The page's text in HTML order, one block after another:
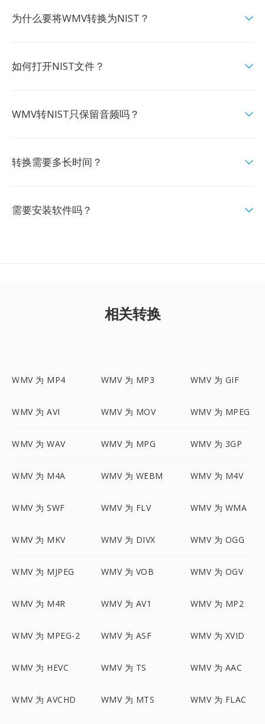
为什么要将WMV转换为NIST？
如何打开NIST文件？
WMV转NIST只保留音频吗？
转换需要多长时间？
需要安装软件吗？
相关转换
WMV 为 MP4 WMV 为 MP3 WMV 为 GIF
WMV 为 AVI WMV 为 MOV WMV 为 MPEG
WMV 为 WAV WMV 为 MPG WMV 为 3GP
WMV 为 M4A WMV 为 WEBM WMV 为 M4V
WMV 为 SWF WMV 为 FLV WMV 为 WMA
WMV 为 MKV WMV 为 DIVX WMV 为 OGG
WMV 为 MJPEG WMV 为 VOB WMV 为 OGV
WMV 为 M4R WMV 为 AV1 WMV 为 MP2
WMV 为 MPEG-2 WMV 为 ASF WMV 为 XVID
WMV 为 HEVC WMV 为 TS WMV 为 AAC
WMV 为 AVCHD WMV 为 MTS WMV 为 FLAC